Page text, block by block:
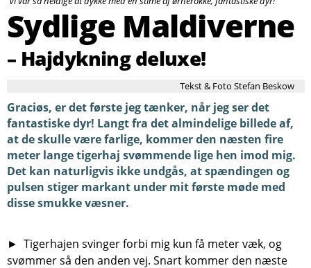
Søg
Sydlige Maldiverne
– Hajdykning deluxe!
Tekst & Foto Stefan Beskow
Graciøs, er det første jeg tænker, når jeg ser det
fantastiske dyr! Langt fra det almindelige billede af,
at de skulle være farlige, kommer den næsten fire
meter lange tigerhaj svømmende lige hen imod mig.
Det kan naturligvis ikke undgås, at spændingen og
pulsen stiger markant under mit første møde med
disse smukke væsner.
► Tigerhajen svinger forbi mig kun få meter væk, og
svømmer så den anden vej. Snart kommer den næste